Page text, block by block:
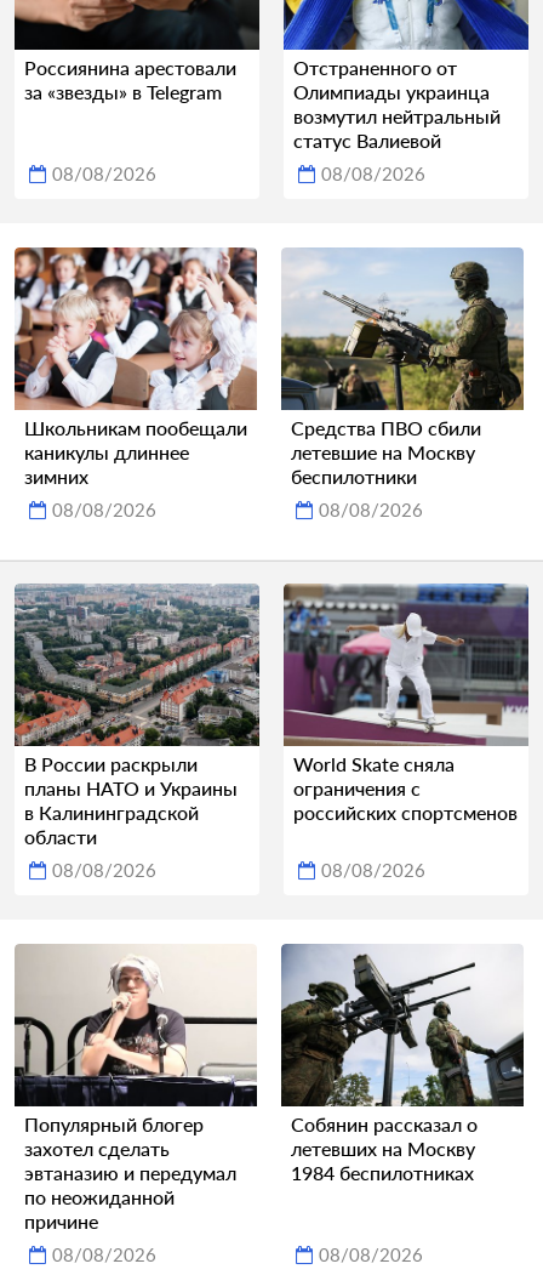
Россиянина арестовали
за «звезды» в Telegram
08/08/2026
Отстраненного от
Олимпиады украинца
возмутил нейтральный
статус Валиевой
08/08/2026
Школьникам пообещали
каникулы длиннее
зимних
08/08/2026
Средства ПВО сбили
летевшие на Москву
беспилотники
08/08/2026
В России раскрыли
планы НАТО и Украины
в Калининградской
области
08/08/2026
World Skate сняла
ограничения с
российских спортсменов
08/08/2026
Популярный блогер
захотел сделать
эвтаназию и передумал
по неожиданной
причине
08/08/2026
Собянин рассказал о
летевших на Москву
1984 беспилотниках
08/08/2026